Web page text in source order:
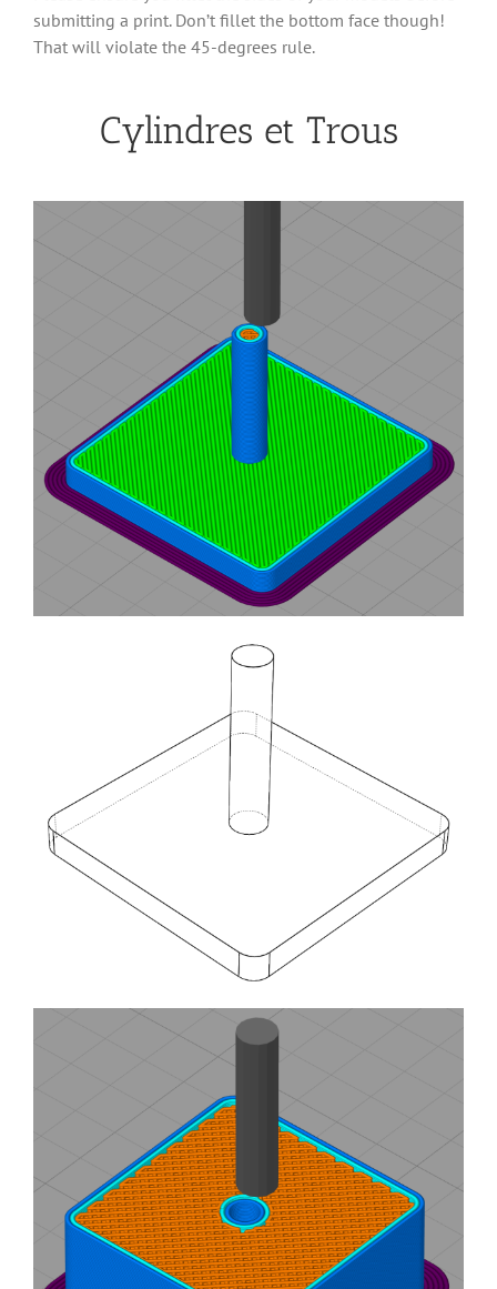
submitting a print. Don’t fillet the bottom face though!
That will violate the 45-degrees rule.
Cylindres et Trous